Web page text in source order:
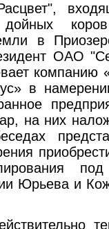
дойных
в
ОАО
компанию
в
на них
под
Юрьева и